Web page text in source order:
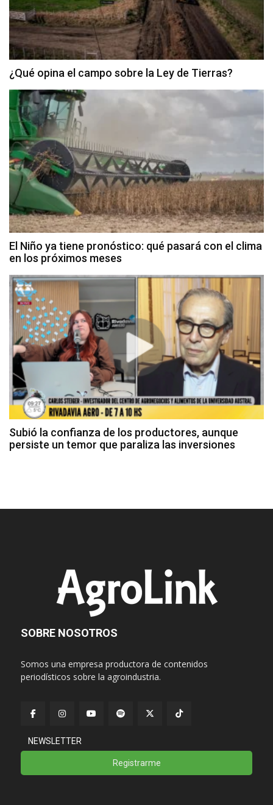
¿Qué opina el campo sobre la Ley de Tierras?
El Niño ya tiene pronóstico: qué pasará con el clima
en los próximos meses
Subió la confianza de los productores, aunque
persiste un temor que paraliza las inversiones
SOBRE NOSOTROS
Somos una empresa productora de contenidos
periodísticos sobre la agroindustria.
NEWSLETTER
Registrarme